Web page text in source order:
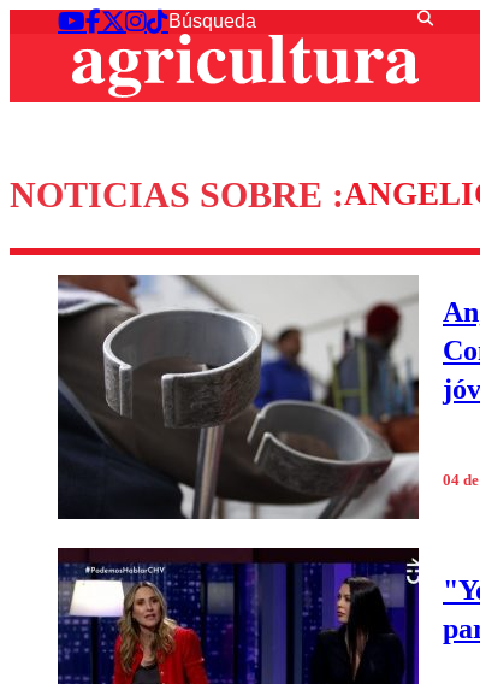
NOTICIAS SOBRE :
04